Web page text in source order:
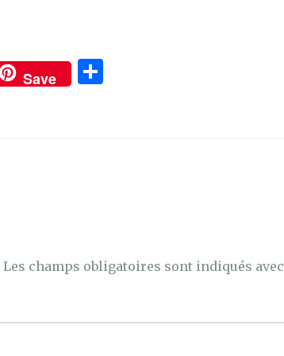
Save
Les champs obligatoires sont indiqués avec